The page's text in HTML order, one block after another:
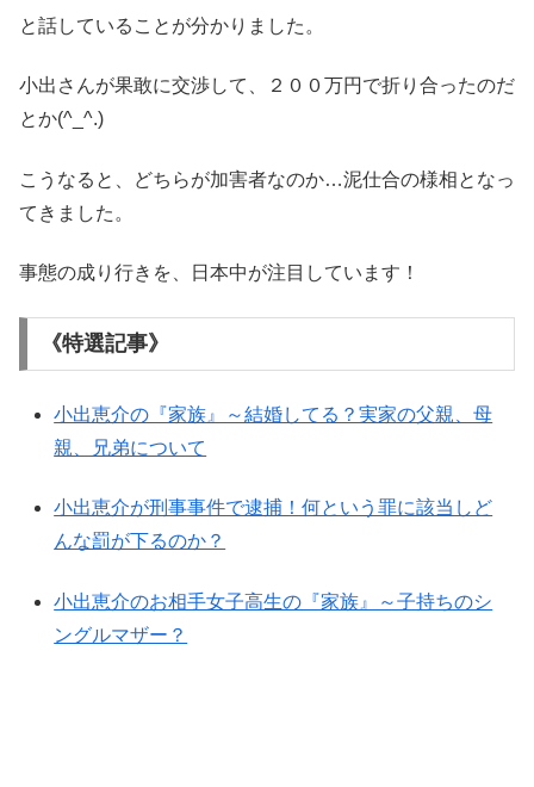
と話していることが分かりました。
小出さんが果敢に交渉して、２００万円で折り合ったのだ
とか(^_^.)
こうなると、どちらが加害者なのか…泥仕合の様相となっ
てきました。
事態の成り行きを、日本中が注目しています！
《特選記事》
小出恵介の『家族』～結婚してる？実家の父親、母
親、兄弟について
小出恵介が刑事事件で逮捕！何という罪に該当しど
んな罰が下るのか？
小出恵介のお相手女子高生の『家族』～子持ちのシ
ングルマザー？